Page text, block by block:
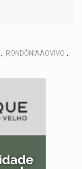
, RONDÔNIAAOVIVO ,